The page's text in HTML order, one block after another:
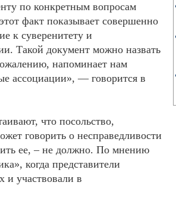
по конкретным вопросам
факт показывает совершенно
к суверенитету и
Такой документ можно назвать
напоминает нам
ассоциации», — говорится в
что посольство,
говорить о несправедливости
ее, – не должно. По мнению
когда представители
и участвовали в